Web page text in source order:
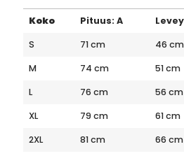
Koko Pituus: A
S
71 cm 46 cm
M
74 cm 51 cm
L
76 cm 56 cm
XL
79 cm 61 cm
2XL
81 cm 66 cm